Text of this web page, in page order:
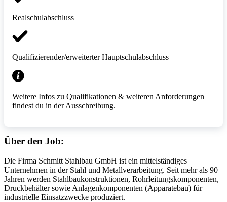
Realschulabschluss
Qualifizierender/erweiterter Hauptschulabschluss
Weitere Infos zu Qualifikationen & weiteren Anforderungen
findest du in der Ausschreibung.
Über den Job:
Die Firma Schmitt Stahlbau GmbH ist ein mittelständiges
Unternehmen in der Stahl und Metallverarbeitung. Seit mehr als 90
Jahren werden Stahlbaukonstruktionen, Rohrleitungskomponenten,
Druckbehälter sowie Anlagenkomponenten (Apparatebau) für
industrielle Einsatzzwecke produziert.